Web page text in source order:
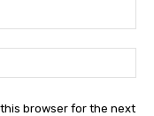
browser for the next